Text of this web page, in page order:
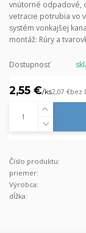
vnútorné odpadové,
vetracie potrubia vo
systém vonkajšej
montáž: Rúry a
Dostupnosť
2,55 €/ks2,07 €bez
Číslo produktu:
priemer:
Výrobca:
dĺžka: